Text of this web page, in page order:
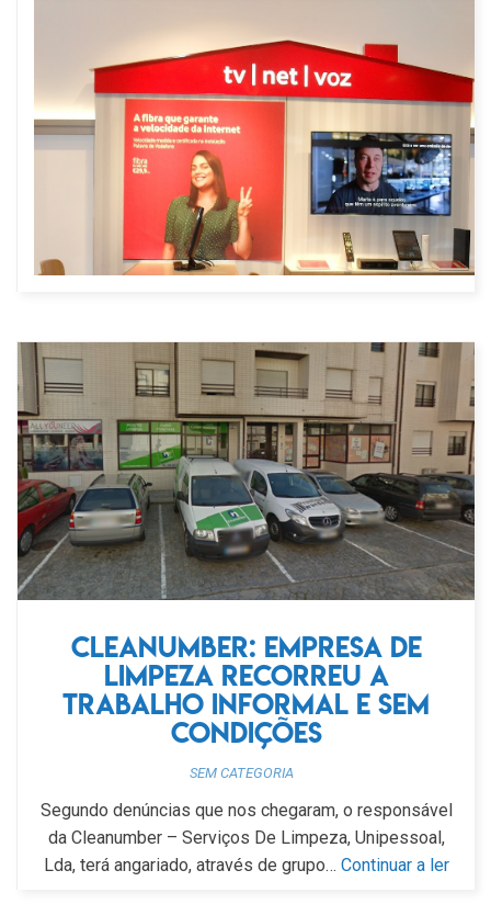
Cleanumber: empresa de
limpeza recorreu a
trabalho informal e sem
condições
SEM CATEGORIA
Segundo denúncias que nos chegaram, o responsável
da Cleanumber – Serviços De Limpeza, Unipessoal,
Lda, terá angariado, através de grupo… Continuar a ler